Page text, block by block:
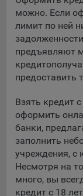
можно. Если
лимит по ней
предъявляют
предоставить
Взять кредит
оформить
банки,
заполнить
учреждения, с
Несмотря на
много, вы
кредит с 18